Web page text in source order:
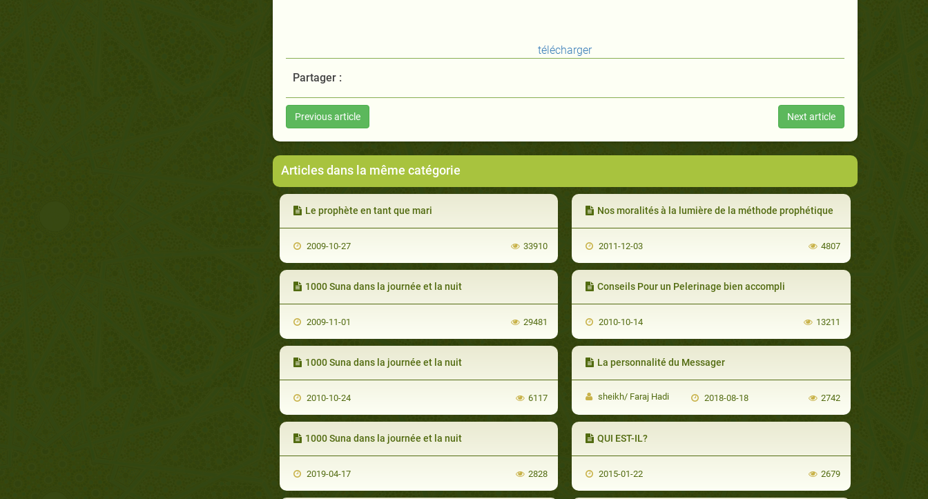
télécharger
Partager :
Previous article Next article
Articles dans la même catégorie
Le prophète en tant que mari
2009-10-27 33910
Nos moralités à la lumière de la méthode prophétique
2011-12-03 4807
1000 Suna dans la journée et la nuit
2009-11-01 29481
Conseils Pour un Pelerinage bien accompli
2010-10-14 13211
1000 Suna dans la journée et la nuit
2010-10-24 6117
La personnalité du Messager
sheikh/ Faraj Hadi 2018-08-18 2742
1000 Suna dans la journée et la nuit
2019-04-17 2828
QUI EST-IL?
2015-01-22 2679